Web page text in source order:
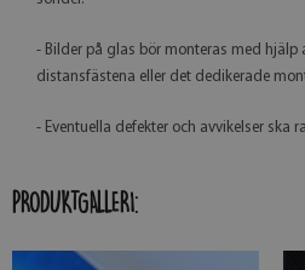
- Bilder på glas bör monteras med hjälp
distansfästena eller det dedikerade
- Eventuella defekter och avvikelser ska
PRODUKTGALLERI: